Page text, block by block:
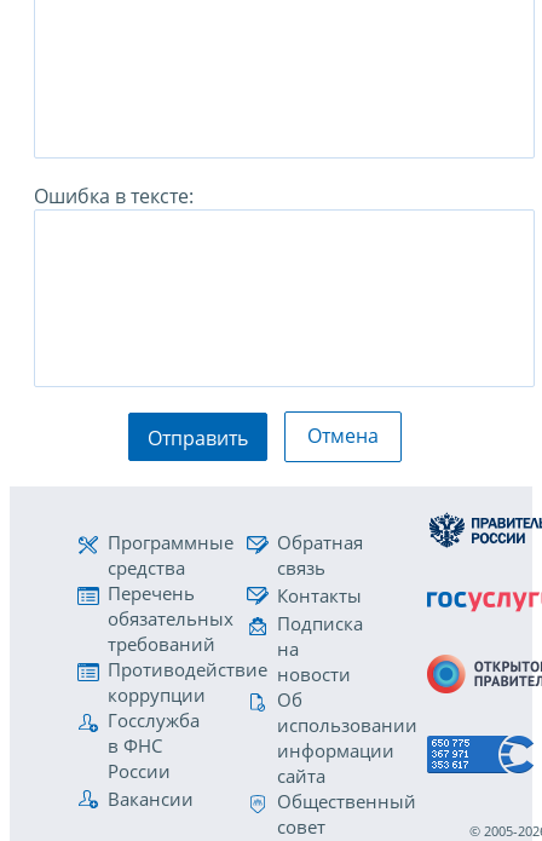
Ошибка в тексте:
Отправить Отмена
Программные
средства
Перечень
обязательных
требований
Противодействие
коррупции
Госслужба
в ФНС
России
Вакансии
Обратная
связь
Контакты
Подписка
на
новости
Об
использовании
информации
сайта
Общественный
совет
© 2005-